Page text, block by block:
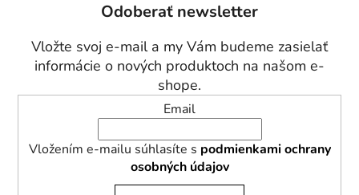
Odoberať newsletter
Vložte svoj e-mail a my Vám budeme zasielať
informácie o nových produktoch na našom e-
shope.
Email
Vložením e-mailu súhlasíte s podmienkami ochrany
osobných údajov